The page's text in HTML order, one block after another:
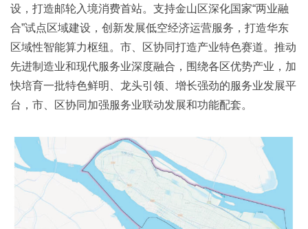
设，打造邮轮入境消费首站。支持金山区深化国家“两业融
合”试点区域建设，创新发展低空经济运营服务，打造华东
区域性智能算力枢纽。市、区协同打造产业特色赛道。推动
先进制造业和现代服务业深度融合，围绕各区优势产业，加
快培育一批特色鲜明、龙头引领、增长强劲的服务业发展平
台，市、区协同加强服务业联动发展和功能配套。